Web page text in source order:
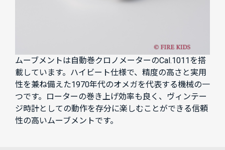
ムーブメントは自動巻クロノメーターのCal.1011を搭
載しています。ハイビート仕様で、精度の高さと実用
性を兼ね備えた1970年代のオメガを代表する機械の一
つです。ローターの巻き上げ効率も良く、ヴィンテー
ジ時計としての動作を存分に楽しむことができる信頼
性の高いムーブメントです。